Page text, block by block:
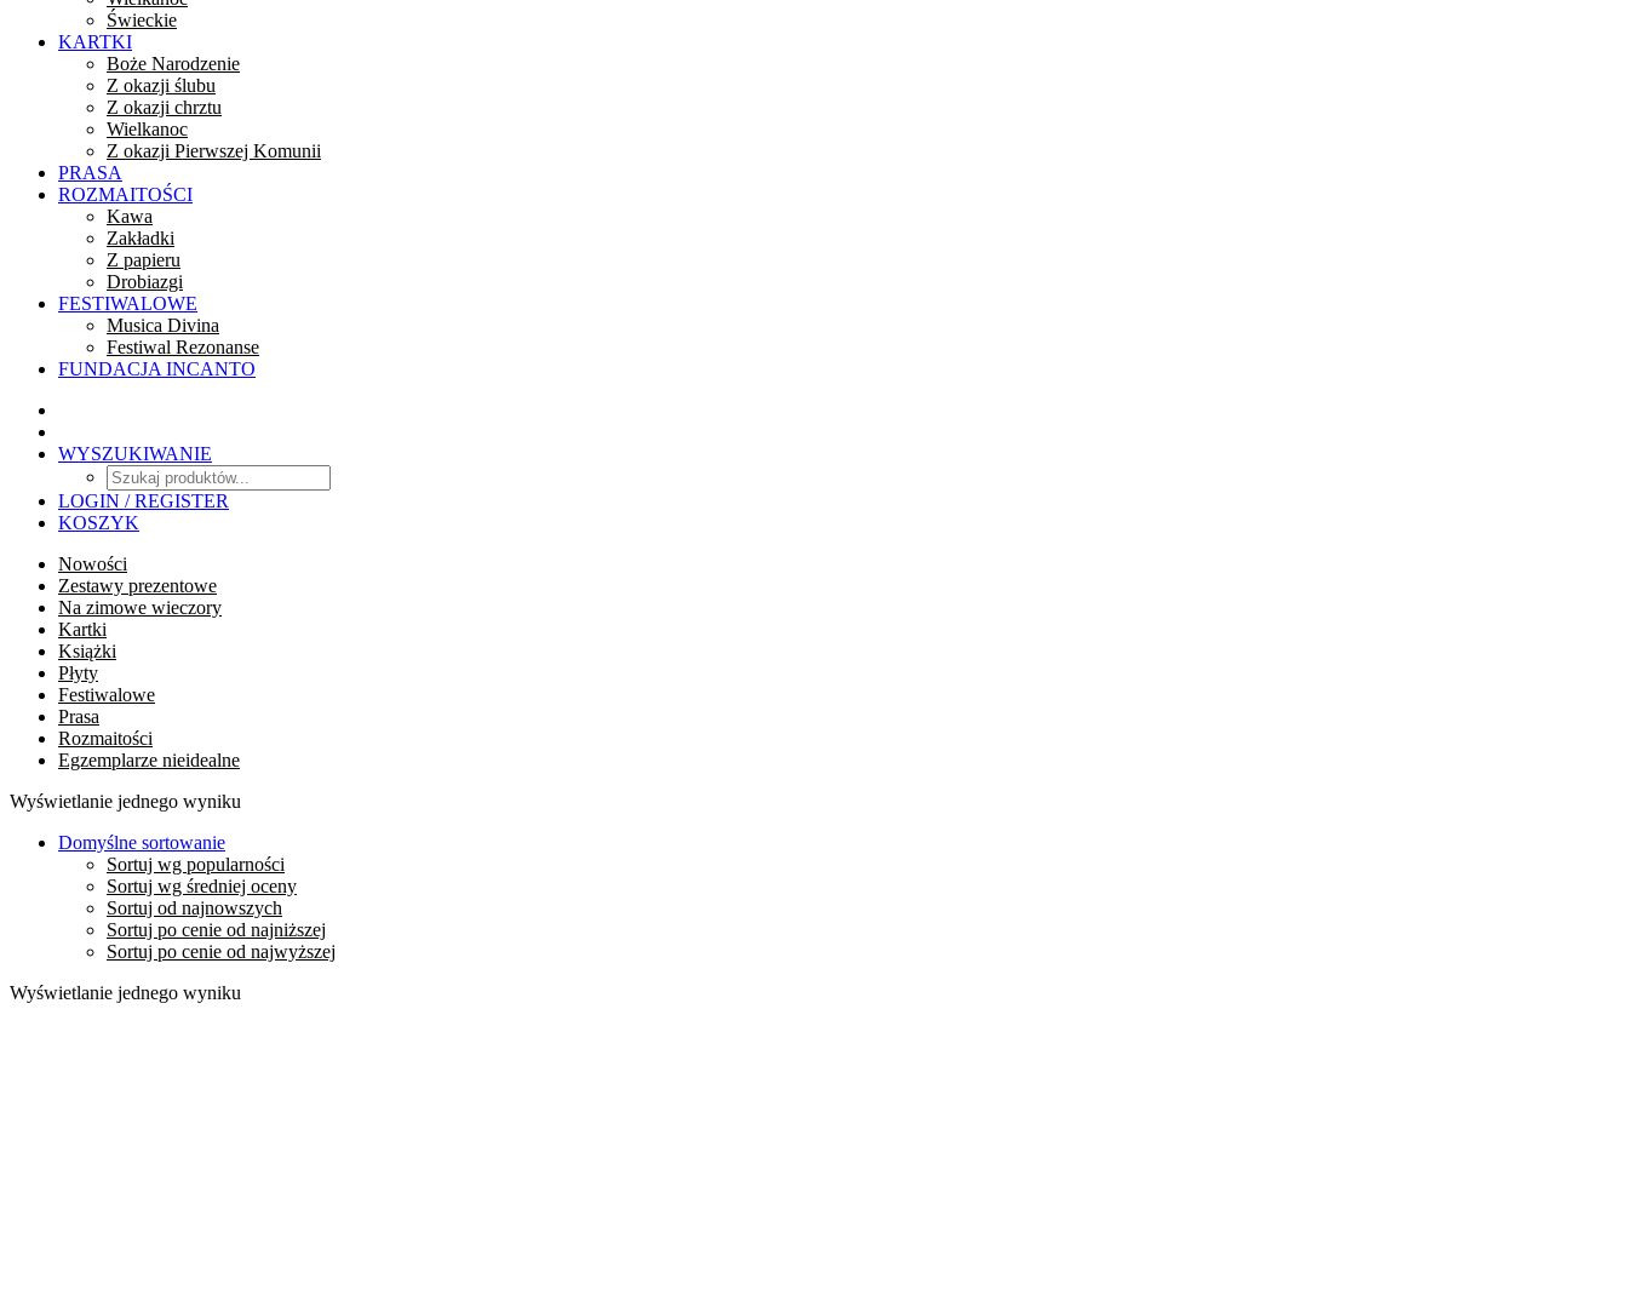
Świeckie
KARTKI
Boże Narodzenie
Z okazji ślubu
Z okazji chrztu
Wielkanoc
Z okazji Pierwszej Komunii
PRASA
ROZMAITOŚCI
Kawa
Zakładki
Z papieru
Drobiazgi
FESTIWALOWE
Musica Divina
Festiwal Rezonanse
FUNDACJA INCANTO
WYSZUKIWANIE
LOGIN / REGISTER
KOSZYK
Nowości
Zestawy prezentowe
Na zimowe wieczory
Kartki
Książki
Płyty
Festiwalowe
Prasa
Rozmaitości
Egzemplarze nieidealne
Wyświetlanie jednego wyniku
Domyślne sortowanie
Sortuj wg popularności
Sortuj wg średniej oceny
Sortuj od najnowszych
Sortuj po cenie od najniższej
Sortuj po cenie od najwyższej
Wyświetlanie jednego wyniku